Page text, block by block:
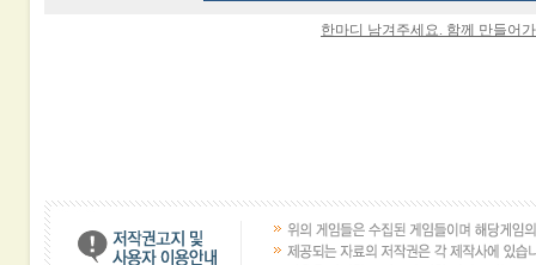
한마디 남겨주세요. 함께 만들어